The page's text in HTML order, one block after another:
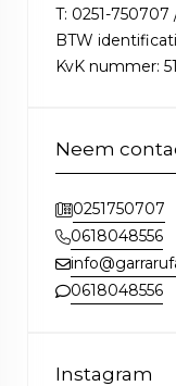
T: 0251-
BTW
KvK nummer:
Neem
0251750707
0618048556
0618048556
Instagram